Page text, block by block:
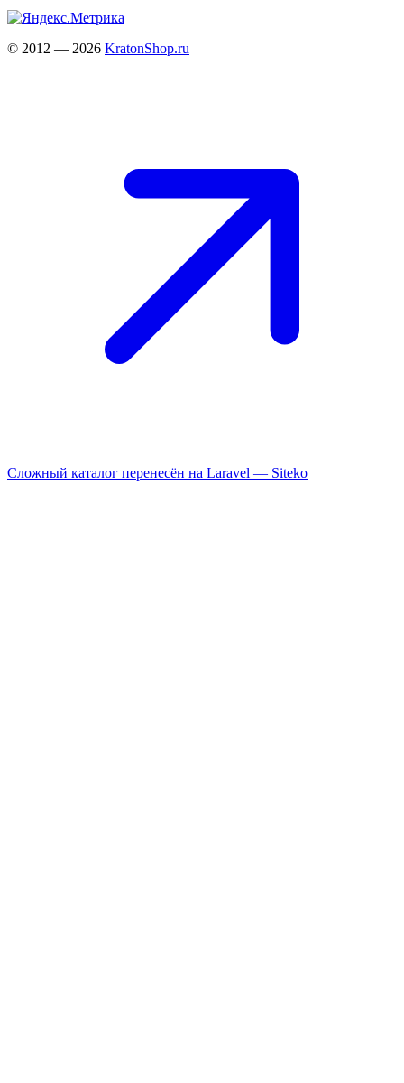
© 2012 — 2026 KratonShop.ru
Сложный каталог перенесён на Laravel — Siteko